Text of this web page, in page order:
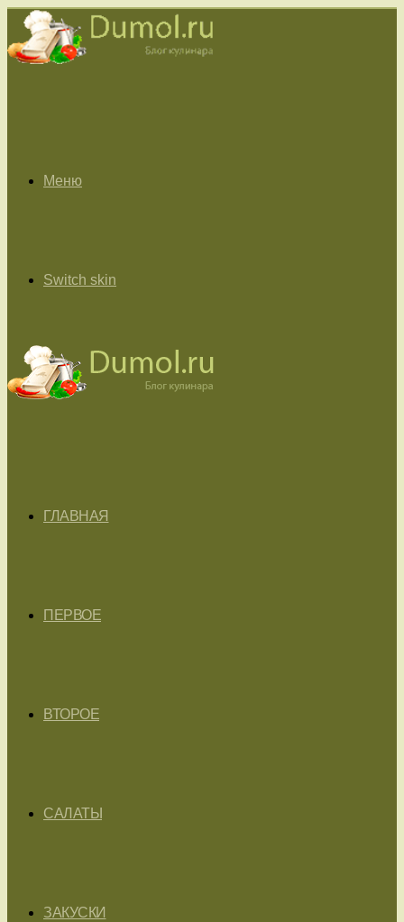
Меню
Switch skin
ГЛАВНАЯ
ПЕРВОЕ
ВТОРОЕ
САЛАТЫ
ЗАКУСКИ